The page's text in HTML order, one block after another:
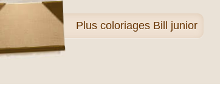
Plus coloriages Bill junior